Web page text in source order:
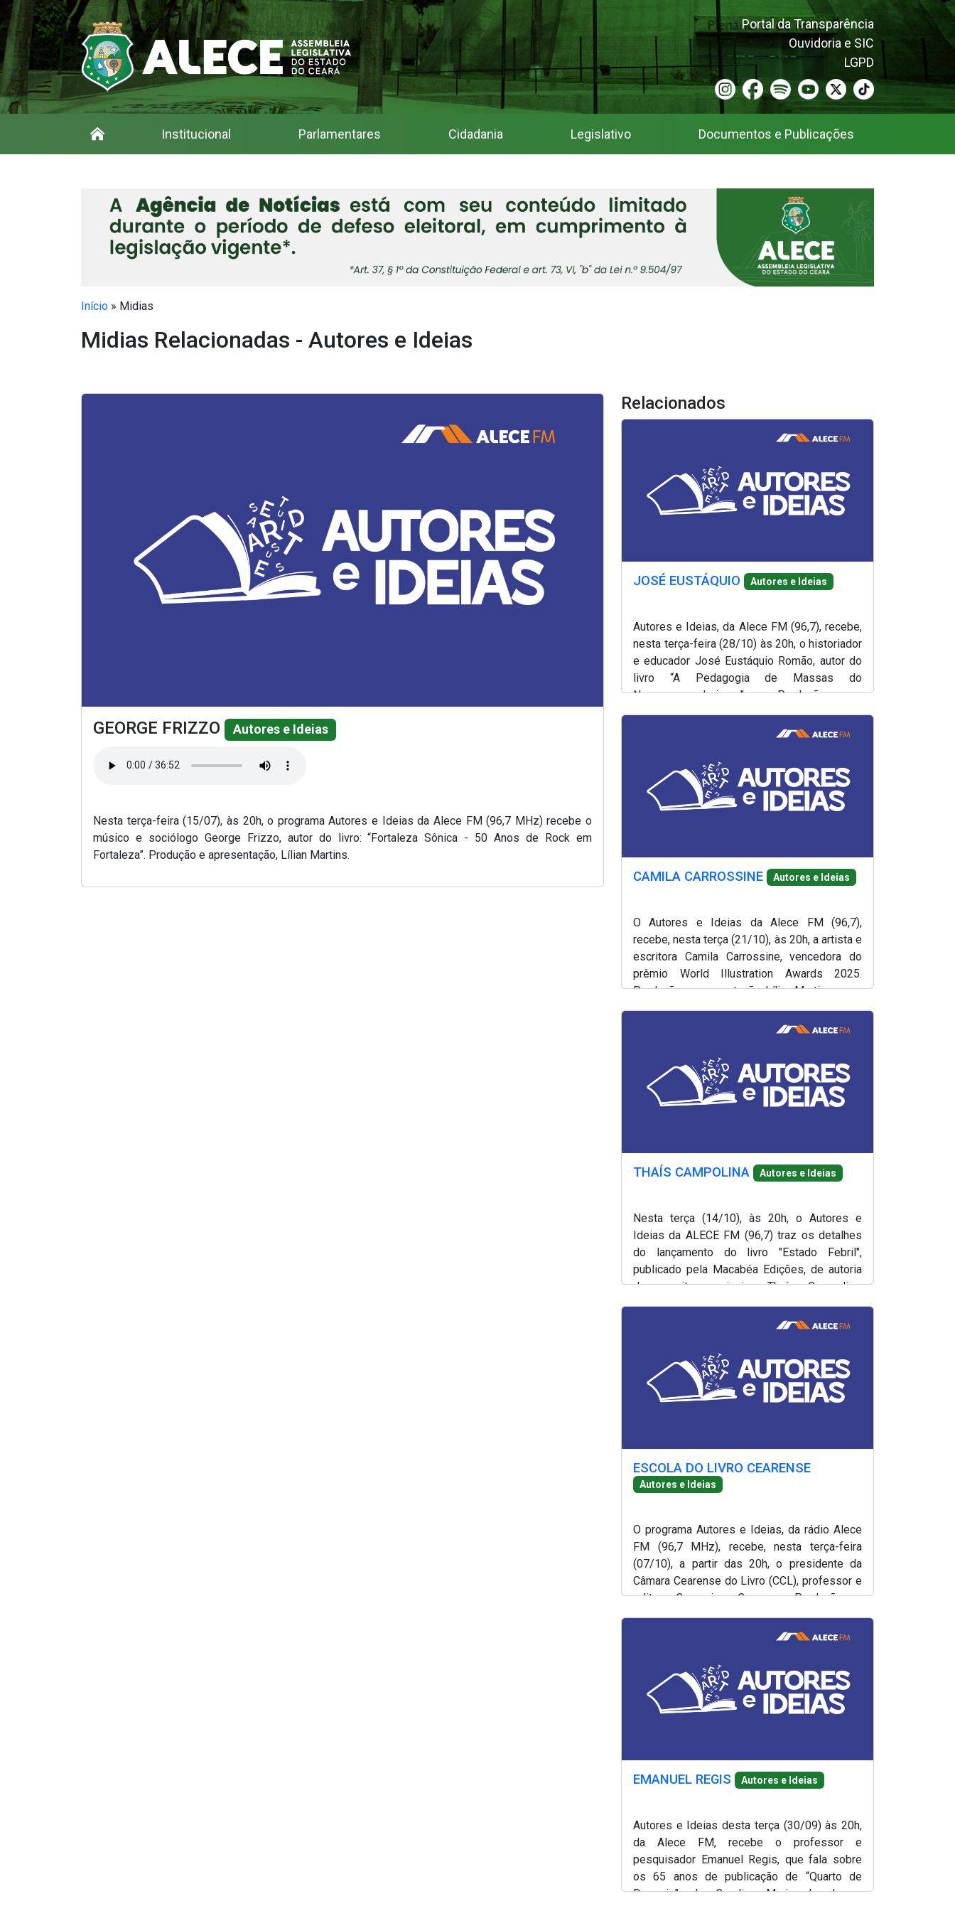
Portal da Transparência
Ouvidoria e SIC
LGPD
Institucional Parlamentares Cidadania Legislativo Documentos e Publicações
Início » Midias
Midias Relacionadas - Autores e Ideias
GEORGE FRIZZO Autores e Ideias
Nesta terça-feira (15/07), às 20h, o programa Autores e Ideias da Alece FM (96,7 MHz) recebe o
músico e sociólogo George Frizzo, autor do livro: “Fortaleza Sônica - 50 Anos de Rock em
Fortaleza”. Produção e apresentação, Lílian Martins.
Relacionados
JOSÉ EUSTÁQUIO Autores e Ideias
Autores e Ideias, da Alece FM (96,7), recebe,
nesta terça-feira (28/10) às 20h, o historiador
e educador José Eustáquio Romão, autor do
livro “A Pedagogia de Massas do
Neoconservadorismo”. Produção e
apresentação, Lílian Martins.
CAMILA CARROSSINE Autores e Ideias
O Autores e Ideias da Alece FM (96,7),
recebe, nesta terça (21/10), às 20h, a artista e
escritora Camila Carrossine, vencedora do
prêmio World Illustration Awards 2025.
Produção e apresentação, Lílian Martins.
THAÍS CAMPOLINA Autores e Ideias
Nesta terça (14/10), às 20h, o Autores e
Ideias da ALECE FM (96,7) traz os detalhes
do lançamento do livro "Estado Febril",
publicado pela Macabéa Edições, de autoria
da escritora mineira Thaís Campolina.
Produção e apresentação de Lílian Martins.
ESCOLA DO LIVRO CEARENSE
Autores e Ideias
O programa Autores e Ideias, da rádio Alece
FM (96,7 MHz), recebe, nesta terça-feira
(07/10), a partir das 20h, o presidente da
Câmara Cearense do Livro (CCL), professor e
editor Casemiro Campos. Produção e
apresentação, Lílian Martins.
EMANUEL REGIS Autores e Ideias
Autores e Ideias desta terça (30/09) às 20h,
da Alece FM, recebe o professor e
pesquisador Emanuel Regis, que fala sobre
os 65 anos de publicação de “Quarto de
Despejo”, de Carolina Maria de Jesus.